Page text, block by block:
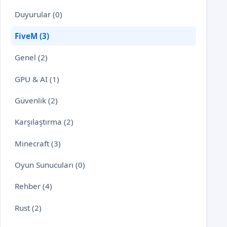
Duyurular (0)
FiveM (3)
Genel (2)
GPU & AI (1)
Güvenlik (2)
Karşılaştırma (2)
Minecraft (3)
Oyun Sunucuları (0)
Rehber (4)
Rust (2)